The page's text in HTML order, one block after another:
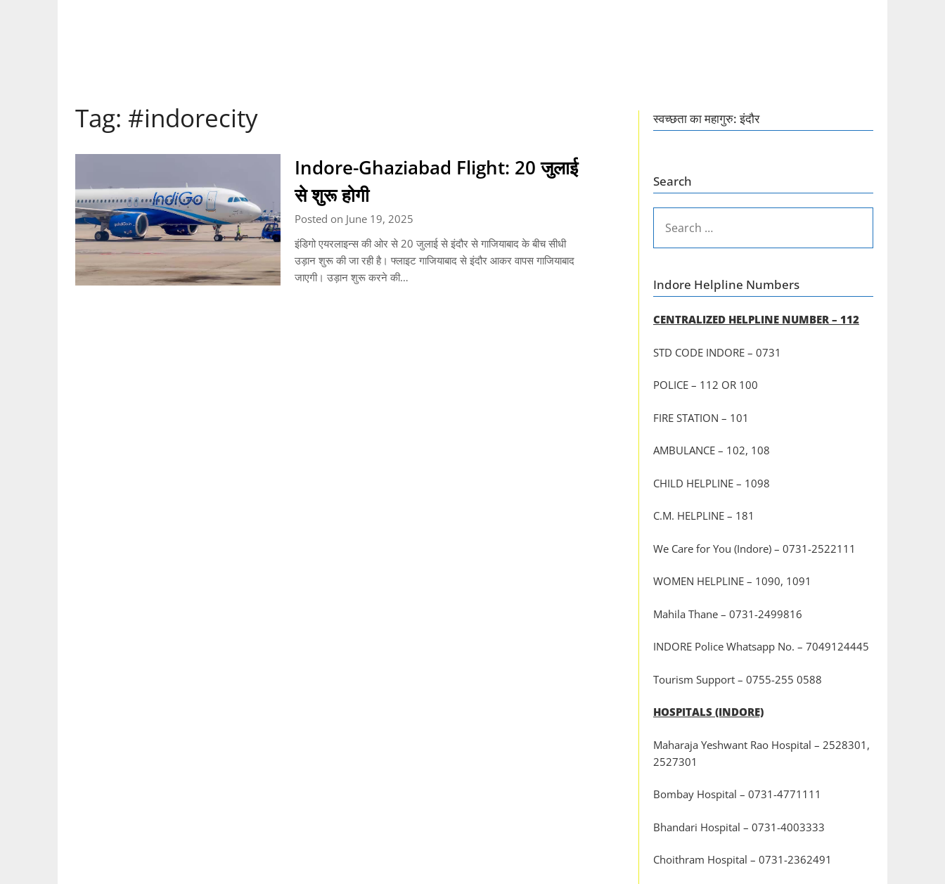
Tag: #indorecity
Indore-Ghaziabad Flight: 20 जुलाई
से शुरू होगी
Posted on June 19, 2025
इंडिगो एयरलाइन्स की ओर से 20 जुलाई से इंदौर से गाजियाबाद के बीच सीधी
उड़ान शुरू की जा रही है। फ्लाइट गाजियाबाद से इंदौर आकर वापस गाजियाबाद
जाएगी। उड़ान शुरू करने की…
स्वच्छता का महागुरु: इंदौर
Search
FOR:
Indore Helpline Numbers
CENTRALIZED HELPLINE NUMBER – 112
STD CODE INDORE – 0731
POLICE – 112 OR 100
FIRE STATION – 101
AMBULANCE – 102, 108
CHILD HELPLINE – 1098
C.M. HELPLINE – 181
We Care for You (Indore) – 0731-2522111
WOMEN HELPLINE – 1090, 1091
Mahila Thane – 0731-2499816
INDORE Police Whatsapp No. – 7049124445
Tourism Support – 0755-255 0588
HOSPITALS (INDORE)
Maharaja Yeshwant Rao Hospital – 2528301,
2527301
Bombay Hospital – 0731-4771111
Bhandari Hospital – 0731-4003333
Choithram Hospital – 0731-2362491